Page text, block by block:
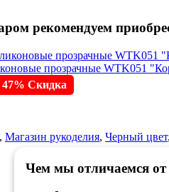
рекомендуем
прозрачные WTK051
47% Скидка
, Магазин рукоделия, Черный цвет,
Чем мы отличаемся от